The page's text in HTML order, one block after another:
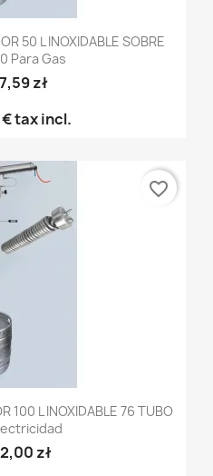
50 L INOXIDABLE SOBRE
Para Gas
zł
tax incl.
100 L INOXIDABLE 76 TUBO
zł
favorite_border